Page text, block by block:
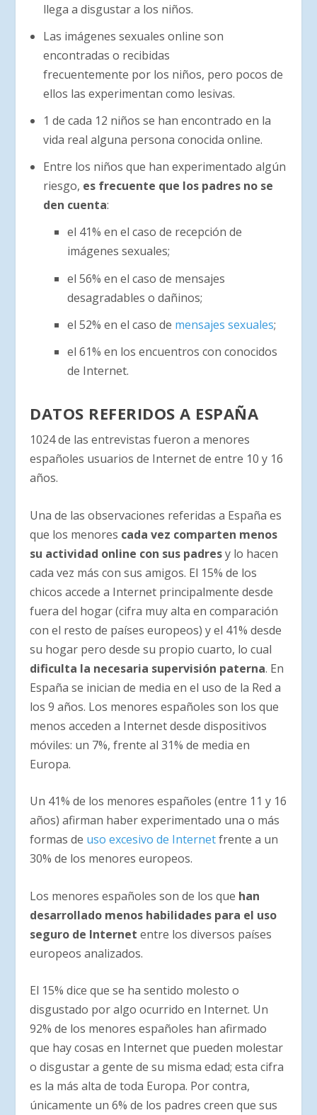
llega a disgustar a los niños.
Las imágenes sexuales online son
encontradas o recibidas
frecuentemente por los niños, pero pocos de
ellos las experimentan como lesivas.
1 de cada 12 niños se han encontrado en la
vida real alguna persona conocida online.
Entre los niños que han experimentado algún
riesgo, es frecuente que los padres no se
den cuenta:
el 41% en el caso de recepción de
imágenes sexuales;
el 56% en el caso de mensajes
desagradables o dañinos;
el 52% en el caso de mensajes sexuales;
el 61% en los encuentros con conocidos
de Internet.
DATOS REFERIDOS A ESPAÑA
1024 de las entrevistas fueron a menores
españoles usuarios de Internet de entre 10 y 16
años.
Una de las observaciones referidas a España es
que los menores cada vez comparten menos
su actividad online con sus padresy lo hacen
cada vez más con sus amigos. El 15% de los
chicos accede a Internet principalmente desde
fuera del hogar (cifra muy alta en comparación
con el resto de países europeos) y el 41% desde
su hogar pero desde su propio cuarto, lo cual
dificulta la necesaria supervisión paterna. En
España se inician de media en el uso de la Red a
los 9 años. Los menores españoles son los que
menos acceden a Internet desde dispositivos
móviles: un 7%, frente al 31% de media en
Europa.
Un 41% de los menores españoles (entre 11 y 16
años) afirman haber experimentado una o más
formas de uso excesivo de Internetfrente a un
30% de los menores europeos.
Los menores españoles son de los que han
desarrollado menos habilidades para el uso
seguro de Internet entre los diversos países
europeos analizados.
El 15% dice que se ha sentido molesto o
disgustado por algo ocurrido en Internet. Un
92% de los menores españoles han afirmado
que hay cosas en Internet que pueden molestar
o disgustar a gente de su misma edad; esta cifra
es la más alta de toda Europa. Por contra,
únicamente un 6% de los padres creen que sus